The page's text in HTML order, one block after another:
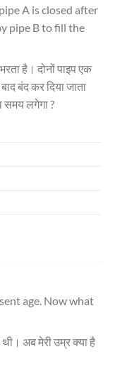
A is closed after
pipe B to fill the
है। दोनों पाइप एक
बंद कर दिया जाता
समय लगेगा ?
age. Now what
अब मेरी उम्र क्या है